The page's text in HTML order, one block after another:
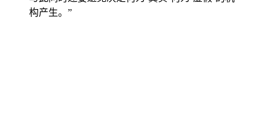
构产生。”